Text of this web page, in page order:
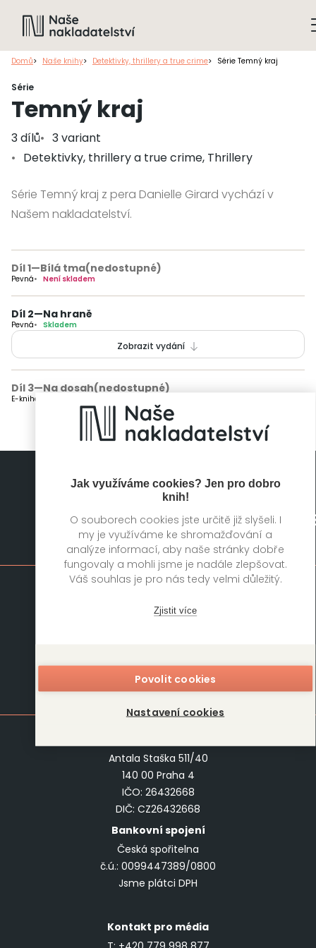
Jak využíváme cookies? Jen pro dobro
knih!
O souborech cookies jste určitě již slyšeli. I
my je využíváme ke shromažďování a
analýze informací, aby naše stránky dobře
fungovaly a mohli jsme je nadále zlepšovat.
Váš souhlas je pro nás tedy velmi důležitý.
Zjistit více
Povolit cookies
Nastavení cookies
Domů Naše knihy Detektivky, thrillery a true crime Série Temný kraj
Série
Temný kraj
3 dílů
3 variant
Detektivky, thrillery a true crime, Thrillery
Série Temný kraj z pera Danielle Girard vychází v
Našem nakladatelství.
Díl 1—Bílá tma(nedostupné)
Pevná Není skladem
Díl 2—Na hraně
Pevná Skladem
Zobrazit vydání
Díl 3—Na dosah(nedostupné)
E-kniha
Mapa stránek
Autoři
Foreign Rights
O nás
Kontakt
Kontakt
Antala Staška 511/40
140 00 Praha 4
IČO: 26432668
DIČ: CZ26432668
Bankovní spojení
Česká spořitelna
č.ú.: 0099447389/0800
Jsme plátci DPH
Kontakt pro média